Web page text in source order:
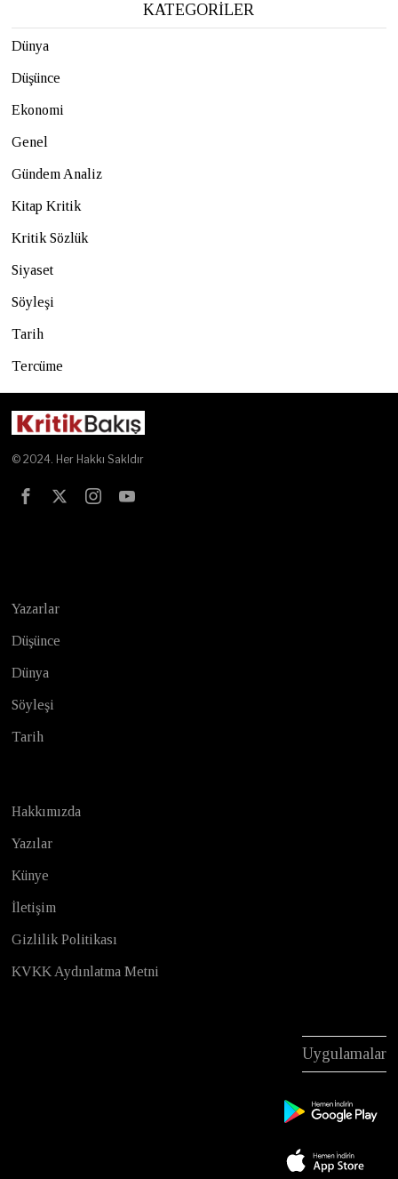
KATEGORİLER
Dünya
Düşünce
Ekonomi
Genel
Gündem Analiz
Kitap Kritik
Kritik Sözlük
Siyaset
Söyleşi
Tarih
Tercüme
© 2024. Her Hakkı Sakldır
Yazarlar
Düşünce
Dünya
Söyleşi
Tarih
Hakkımızda
Yazılar
Künye
İletişim
Gizlilik Politikası
KVKK Aydınlatma Metni
Uygulamalar